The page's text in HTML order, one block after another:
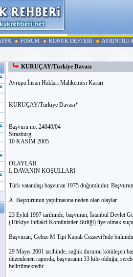
FORUM KONUK DEFTERİ AYRINTILI
KURUÇAY/Türkiye Davası
Avrupa İnsan Hakları Mahkemesi Kararı
KURUÇAY/Türkiye Davası*
Başvuru no: 24040/04
Strazburg
10 KASIM 2005
OLAYLAR
I. DAVANIN KOŞULLARI
Türk vatandaşı başvuran 1975 doğumludur.
A. Başvurunun yapılmasına neden olan olaylar
23 Eylül 1997 tarihinde, başvuran, İstanbul Devlet
(Türkiye İhtilalci Komünistler Birliği) üye olmak suçu
Başvuran, Gebze M Tipi Kapalı Cezaevi?nde
29 Mayıs 2001 tarihinde, sağlık durumu kötüleşen
düzenlenen raporda, başvuranın 33 kilo olduğu,
belirtilmektedir.